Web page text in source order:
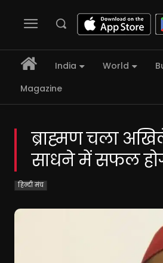
India World
Magazine
ब्राह्मण चला
साधने में सफल
हिन्दी मंच